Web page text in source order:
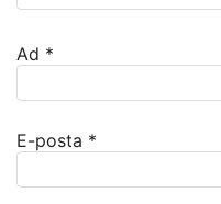
Ad *
E-posta *